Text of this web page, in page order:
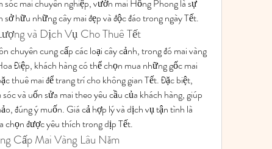
sóc mai chuyên nghiệp, vườn mai Hồng Phong là sự
hữu những cây mai đẹp và độc đáo trong ngày Tết.
và Dịch Vụ Cho Thuê Tết
chuyên cung cấp các loại cây cảnh, trong đó mai vàng
Điệp, khách hàng có thể chọn mua những gốc mai
thuê mai để trang trí cho không gian Tết. Đặc biệt,
và uốn sửa mai theo yêu cầu của khách hàng, giúp
đúng ý muốn. Giá cả hợp lý và dịch vụ tận tình là
chọn được yêu thích trong dịp Tết.
Cấp Mai Vàng Lâu Năm